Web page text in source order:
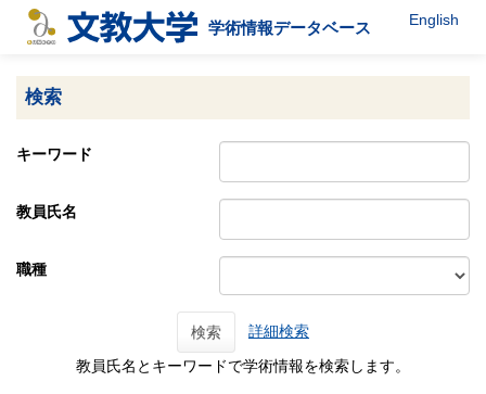
学術情報データベース English
検索
キーワード
教員氏名
職種
検索 詳細検索
教員氏名とキーワードで学術情報を検索します。